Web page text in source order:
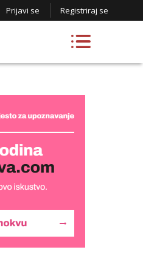
Prijavi se Registriraj se